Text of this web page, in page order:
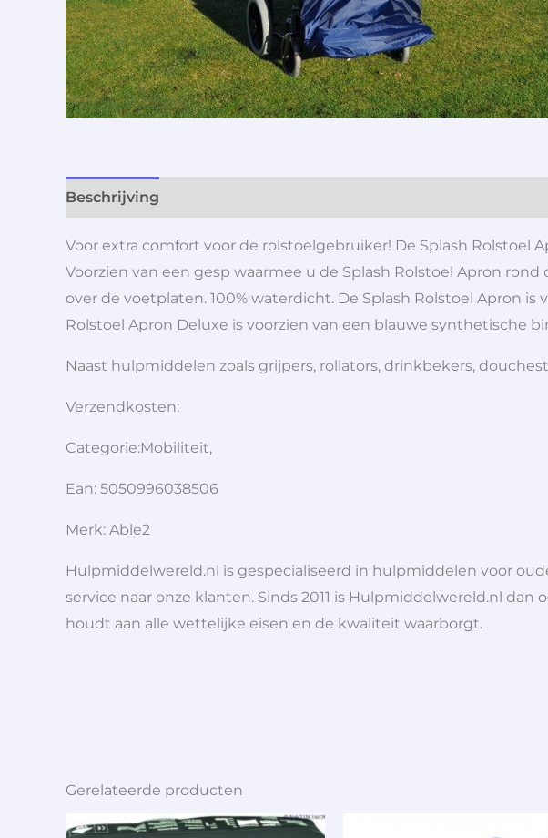
Beschrijving
Voor extra comfort voor de rolstoelgebruiker! De Splash
Voorzien van een gesp waarmee u de Splash Rolstoel Apron
over de voetplaten. 100% waterdicht. De Splash Rolstoel Apron
Rolstoel Apron Deluxe is voorzien van een blauwe synthetische
Naast hulpmiddelen zoals grijpers, rollators, drinkbekers,
Verzendkosten:
Categorie:Mobiliteit,
Ean: 5050996038506
Merk: Able2
Hulpmiddelwereld.nl is gespecialiseerd in hulpmiddelen voor
service naar onze klanten. Sinds 2011 is Hulpmiddelwereld.nl
houdt aan alle wettelijke eisen en de kwaliteit waarborgt.
Gerelateerde producten